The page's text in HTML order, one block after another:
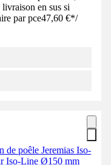
livraison en sus si
par pce47,60 €*/
de poêle Jeremias Iso-
Iso-Line Ø150 mm